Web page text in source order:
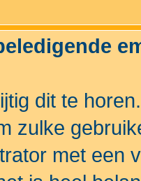
dit te
zulke
met een